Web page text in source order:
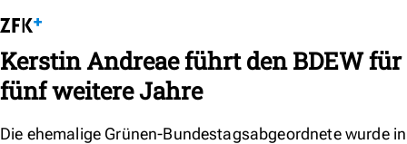
Kerstin Andreae führt den BDEW für
fünf weitere Jahre
Die ehemalige Grünen-Bundestagsabgeordnete wurde in